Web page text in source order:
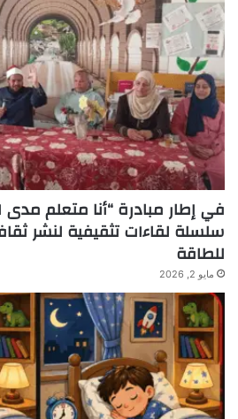
في إطار مبادرة “أنا متعلم مدى
سلسلة لقاءات تثقيفية لنشر
للطاقة
مايو 2, 2026